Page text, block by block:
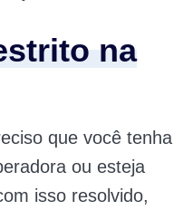
na
que você tenha
ou esteja
isso resolvido,